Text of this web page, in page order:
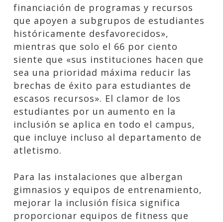
financiación de programas y recursos
que apoyen a subgrupos de estudiantes
históricamente desfavorecidos»,
mientras que solo el 66 por ciento
siente que «sus instituciones hacen que
sea una prioridad máxima reducir las
brechas de éxito para estudiantes de
escasos recursos». El clamor de los
estudiantes por un aumento en la
inclusión se aplica en todo el campus,
que incluye incluso al departamento de
atletismo.
Para las instalaciones que albergan
gimnasios y equipos de entrenamiento,
mejorar la inclusión física significa
proporcionar equipos de fitness que